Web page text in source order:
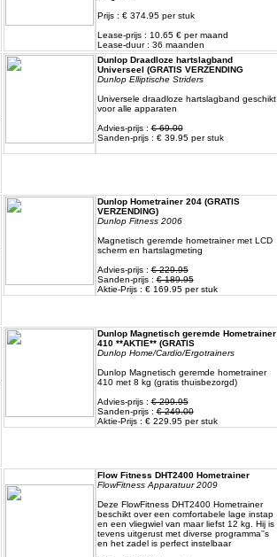
Prijs : € 374.95 per stuk
Lease-prijs : 10.65 € per maand
Lease-duur : 36 maanden
Dunlop Draadloze hartslagband
Universeel (GRATIS VERZENDING
Dunlop Elliptische Striders
Universele draadloze hartslagband geschikt
voor alle apparaten
Advies-prijs :€ 69.00
Sanden-prijs : € 39.95 per stuk
Dunlop Hometrainer 204 (GRATIS
VERZENDING)
Dunlop Fitness 2006
Magnetisch geremde hometrainer met LCD
scherm en hartslagmeting
Advies-prijs :€ 229.95
Sanden-prijs :€ 189.95
Aktie-Prijs : € 169.95 per stuk
Dunlop Magnetisch geremde Hometrainer
410 **AKTIE** (GRATIS
Dunlop Home/Cardio/Ergotrainers
Dunlop Magnetisch geremde hometrainer
410 met 8 kg (gratis thuisbezorgd)
Advies-prijs :€ 299.95
Sanden-prijs :€ 249.00
Aktie-Prijs : € 229.95 per stuk
Flow Fitness DHT2400 Hometrainer
FlowFitness Apparatuur 2009
Deze FlowFitness DHT2400 Hometrainer
beschikt over een comfortabele lage instap
en een vliegwiel van maar liefst 12 kg. Hij is
tevens uitgerust met diverse programma''s
en het zadel is perfect instelbaar